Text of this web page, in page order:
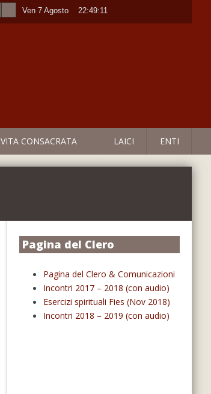
Ven 7 Agosto ----22:49:11
VITA CONSACRATA LAICI ENTI
Pagina del Clero
Pagina del Clero & Comunicazioni
Incontri 2017 – 2018 (con audio)
Esercizi spirituali Fies (Nov 2018)
Incontri 2018 – 2019 (con audio)